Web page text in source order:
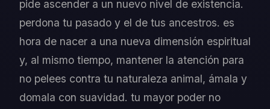
pide ascender a un nuevo nivel de existencia.
perdona tu pasado y el de tus ancestros. es
hora de nacer a una nueva dimensión espiritual
y, al mismo tiempo, mantener la atención para
no pelees contra tu naturaleza animal, ámala y
domala con suavidad. tu mayor poder no